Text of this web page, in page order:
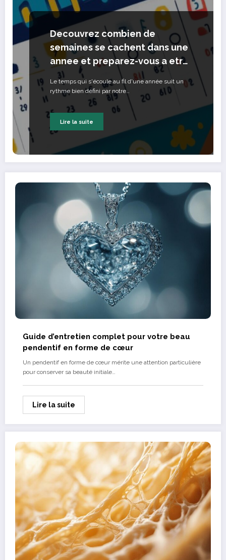
Decouvrez combien de
semaines se cachent dans une
annee et preparez-vous a etre
surpris par les variations
calendaires a travers les
cultures !
Le temps qui s'écoule au fil d'une année suit un
rythme bien défini par notre…
Lire la suite
Guide d’entretien complet pour votre beau
pendentif en forme de cœur
Un pendentif en forme de cœur mérite une attention particulière
pour conserver sa beauté initiale…
Lire la suite